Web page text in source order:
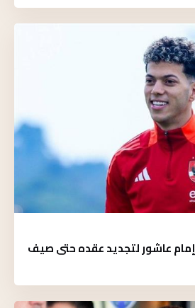
عاشور لتجديد عقده حتى صيف